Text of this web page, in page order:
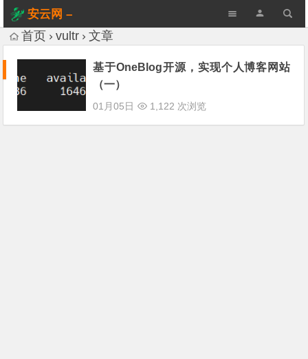
安云网 –
AnYun.ORG
首页 vultr 文章
基于OneBlog开源，实现个人博客网站
（一）
01月05日 1,122 次浏览